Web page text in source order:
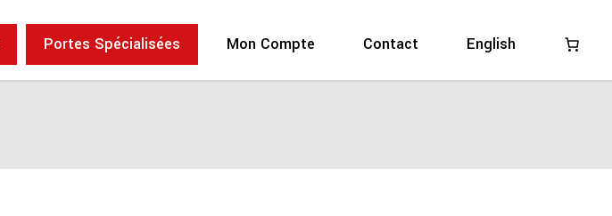
Portes Spécialisées Mon Compte Contact English